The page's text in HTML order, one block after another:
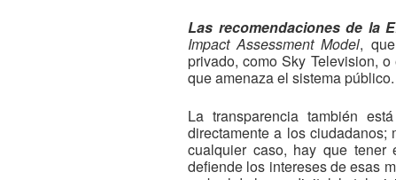
Las recomendaciones de la
Impact Assessment Model,
privado, como Sky Television,
que amenaza el sistema
La transparencia también
directamente a los
cualquier caso, hay que tener
defiende los intereses de esas